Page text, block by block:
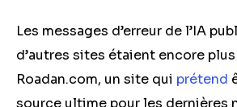
Les messages d’erreur de l’IA
d’autres sites étaient encore
Roadan.com, un site qui prétend
source ultime pour les dernières